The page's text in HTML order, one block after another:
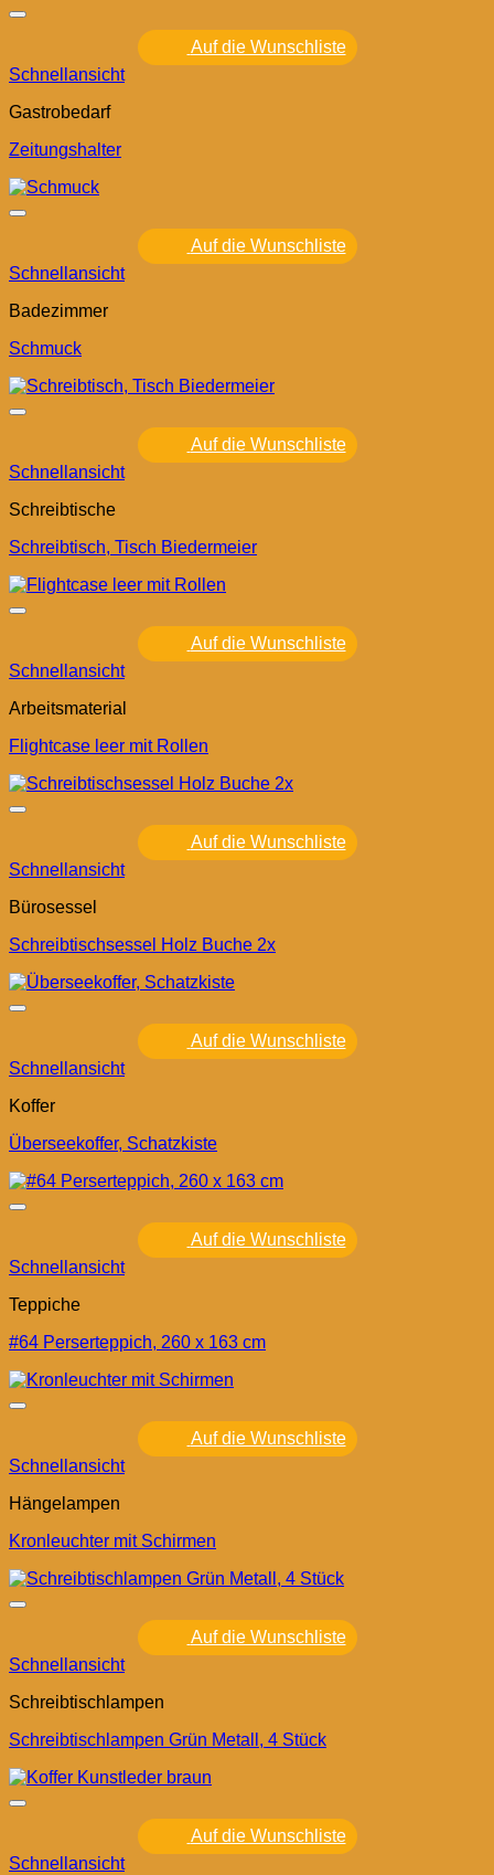
Auf die Wunschliste
Schnellansicht
Gastrobedarf
Zeitungshalter
Auf die Wunschliste
Schnellansicht
Badezimmer
Schmuck
Auf die Wunschliste
Schnellansicht
Schreibtische
Schreibtisch, Tisch Biedermeier
Auf die Wunschliste
Schnellansicht
Arbeitsmaterial
Flightcase leer mit Rollen
Auf die Wunschliste
Schnellansicht
Bürosessel
Schreibtischsessel Holz Buche 2x
Auf die Wunschliste
Schnellansicht
Koffer
Überseekoffer, Schatzkiste
Auf die Wunschliste
Schnellansicht
Teppiche
#64 Perserteppich, 260 x 163 cm
Auf die Wunschliste
Schnellansicht
Hängelampen
Kronleuchter mit Schirmen
Auf die Wunschliste
Schnellansicht
Schreibtischlampen
Schreibtischlampen Grün Metall, 4 Stück
Auf die Wunschliste
Schnellansicht